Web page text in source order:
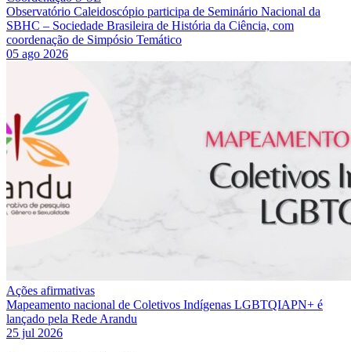
Observatório Caleidoscópio participa de Seminário Nacional da
SBHC – Sociedade Brasileira de História da Ciência, com
coordenação de Simpósio Temático
05 ago 2026
Ações afirmativas
Mapeamento nacional de Coletivos Indígenas LGBTQIAPN+ é
lançado pela Rede Arandu
25 jul 2026